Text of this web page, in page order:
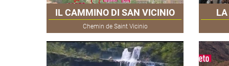
IL CAMMINO DI SAN VICINIO
Chemin de Saint Vicinio
LA